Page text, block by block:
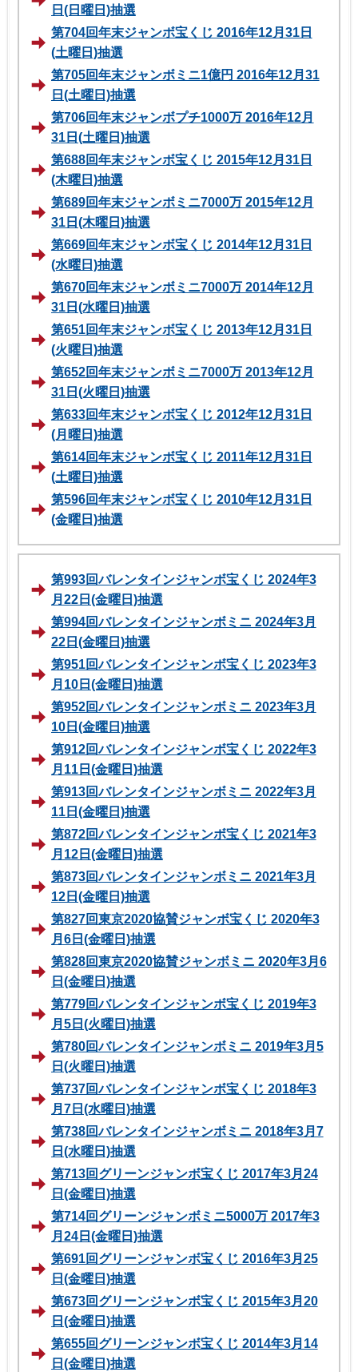
日(日曜日)抽選
第704回年末ジャンボ宝くじ 2016年12月31日
(土曜日)抽選
第705回年末ジャンボミニ1億円 2016年12月31
日(土曜日)抽選
第706回年末ジャンボプチ1000万 2016年12月
31日(土曜日)抽選
第688回年末ジャンボ宝くじ 2015年12月31日
(木曜日)抽選
第689回年末ジャンボミニ7000万 2015年12月
31日(木曜日)抽選
第669回年末ジャンボ宝くじ 2014年12月31日
(水曜日)抽選
第670回年末ジャンボミニ7000万 2014年12月
31日(水曜日)抽選
第651回年末ジャンボ宝くじ 2013年12月31日
(火曜日)抽選
第652回年末ジャンボミニ7000万 2013年12月
31日(火曜日)抽選
第633回年末ジャンボ宝くじ 2012年12月31日
(月曜日)抽選
第614回年末ジャンボ宝くじ 2011年12月31日
(土曜日)抽選
第596回年末ジャンボ宝くじ 2010年12月31日
(金曜日)抽選
第993回バレンタインジャンボ宝くじ 2024年3
月22日(金曜日)抽選
第994回バレンタインジャンボミニ 2024年3月
22日(金曜日)抽選
第951回バレンタインジャンボ宝くじ 2023年3
月10日(金曜日)抽選
第952回バレンタインジャンボミニ 2023年3月
10日(金曜日)抽選
第912回バレンタインジャンボ宝くじ 2022年3
月11日(金曜日)抽選
第913回バレンタインジャンボミニ 2022年3月
11日(金曜日)抽選
第872回バレンタインジャンボ宝くじ 2021年3
月12日(金曜日)抽選
第873回バレンタインジャンボミニ 2021年3月
12日(金曜日)抽選
第827回東京2020協賛ジャンボ宝くじ 2020年3
月6日(金曜日)抽選
第828回東京2020協賛ジャンボミニ 2020年3月6
日(金曜日)抽選
第779回バレンタインジャンボ宝くじ 2019年3
月5日(火曜日)抽選
第780回バレンタインジャンボミニ 2019年3月5
日(火曜日)抽選
第737回バレンタインジャンボ宝くじ 2018年3
月7日(水曜日)抽選
第738回バレンタインジャンボミニ 2018年3月7
日(水曜日)抽選
第713回グリーンジャンボ宝くじ 2017年3月24
日(金曜日)抽選
第714回グリーンジャンボミニ5000万 2017年3
月24日(金曜日)抽選
第691回グリーンジャンボ宝くじ 2016年3月25
日(金曜日)抽選
第673回グリーンジャンボ宝くじ 2015年3月20
日(金曜日)抽選
第655回グリーンジャンボ宝くじ 2014年3月14
日(金曜日)抽選